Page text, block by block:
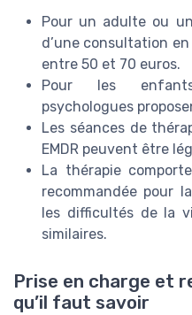
Pour un adulte ou
d’une consultation
entre 50 et 70 euros.
Pour les
psychologues
Les séances de
EMDR peuvent être
La thérapie
recommandée pour
les difficultés de la
similaires.
Prise en charge et
qu’il faut savoir